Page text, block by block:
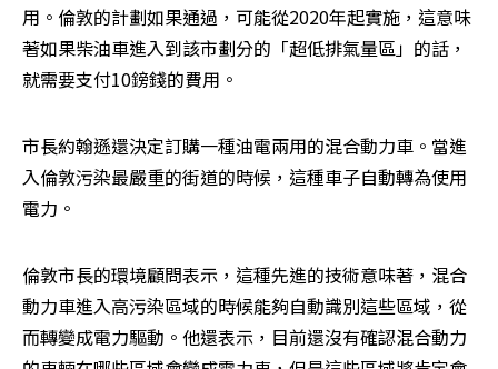
用。倫敦的計劃如果通過，可能從2020年起實施，這意味
著如果柴油車進入到該市劃分的「超低排氣量區」的話，
就需要支付10鎊錢的費用。
市長約翰遜還決定訂購一種油電兩用的混合動力車。當進
入倫敦污染最嚴重的街道的時候，這種車子自動轉為使用
電力。
倫敦市長的環境顧問表示，這種先進的技術意味著，混合
動力車進入高污染區域的時候能夠自動識別這些區域，從
而轉變成電力驅動。他還表示，目前還沒有確認混合動力